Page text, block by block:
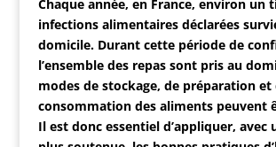
Chaque année, en France, environ un
infections alimentaires déclarées
domicile. Durant cette période de
l’ensemble des repas sont pris au
modes de stockage, de préparation et
consommation des aliments peuvent
Il est donc essentiel d’appliquer,